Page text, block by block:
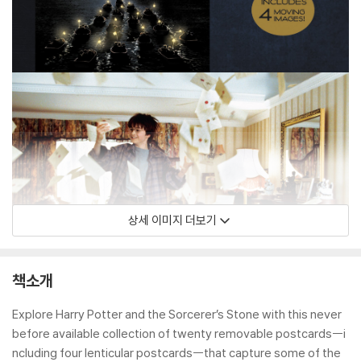
상세 이미지 더보기
책소개
Explore Harry Potter and the Sorcerer’s Stone with this never
before available collection of twenty removable postcards--i
ncluding four lenticular postcards--that capture some of the